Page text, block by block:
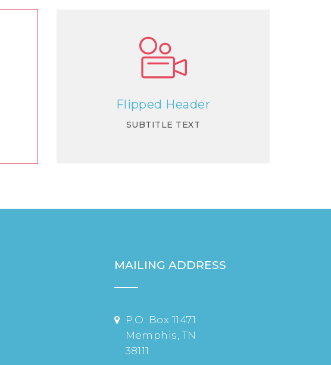
Flipped Header
SUBTITLE TEXT
MAILING ADDRESS
P.O. Box 11471
Memphis, TN
38111